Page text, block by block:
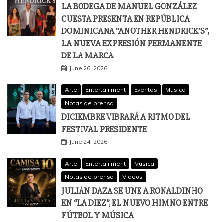
LA BODEGA DE MANUEL GONZÁLEZ
CUESTA PRESENTA EN REPÚBLICA
DOMINICANA “ANOTHER HENDRICK’S”,
LA NUEVA EXPRESIÓN PERMANENTE
DE LA MARCA
June 26, 2026
Arte Entertainment Eventos
Musica
Notas de prensa
DICIEMBRE VIBRARÁ A RITMO DEL
FESTIVAL PRESIDENTE
June 24, 2026
Arte Entertainment
Musica
Notas de prensa
Videos
JULIÁN DAZA SE UNE A RONALDINHO
EN “LA DIEZ”, EL NUEVO HIMNO ENTRE
FÚTBOL Y MÚSICA